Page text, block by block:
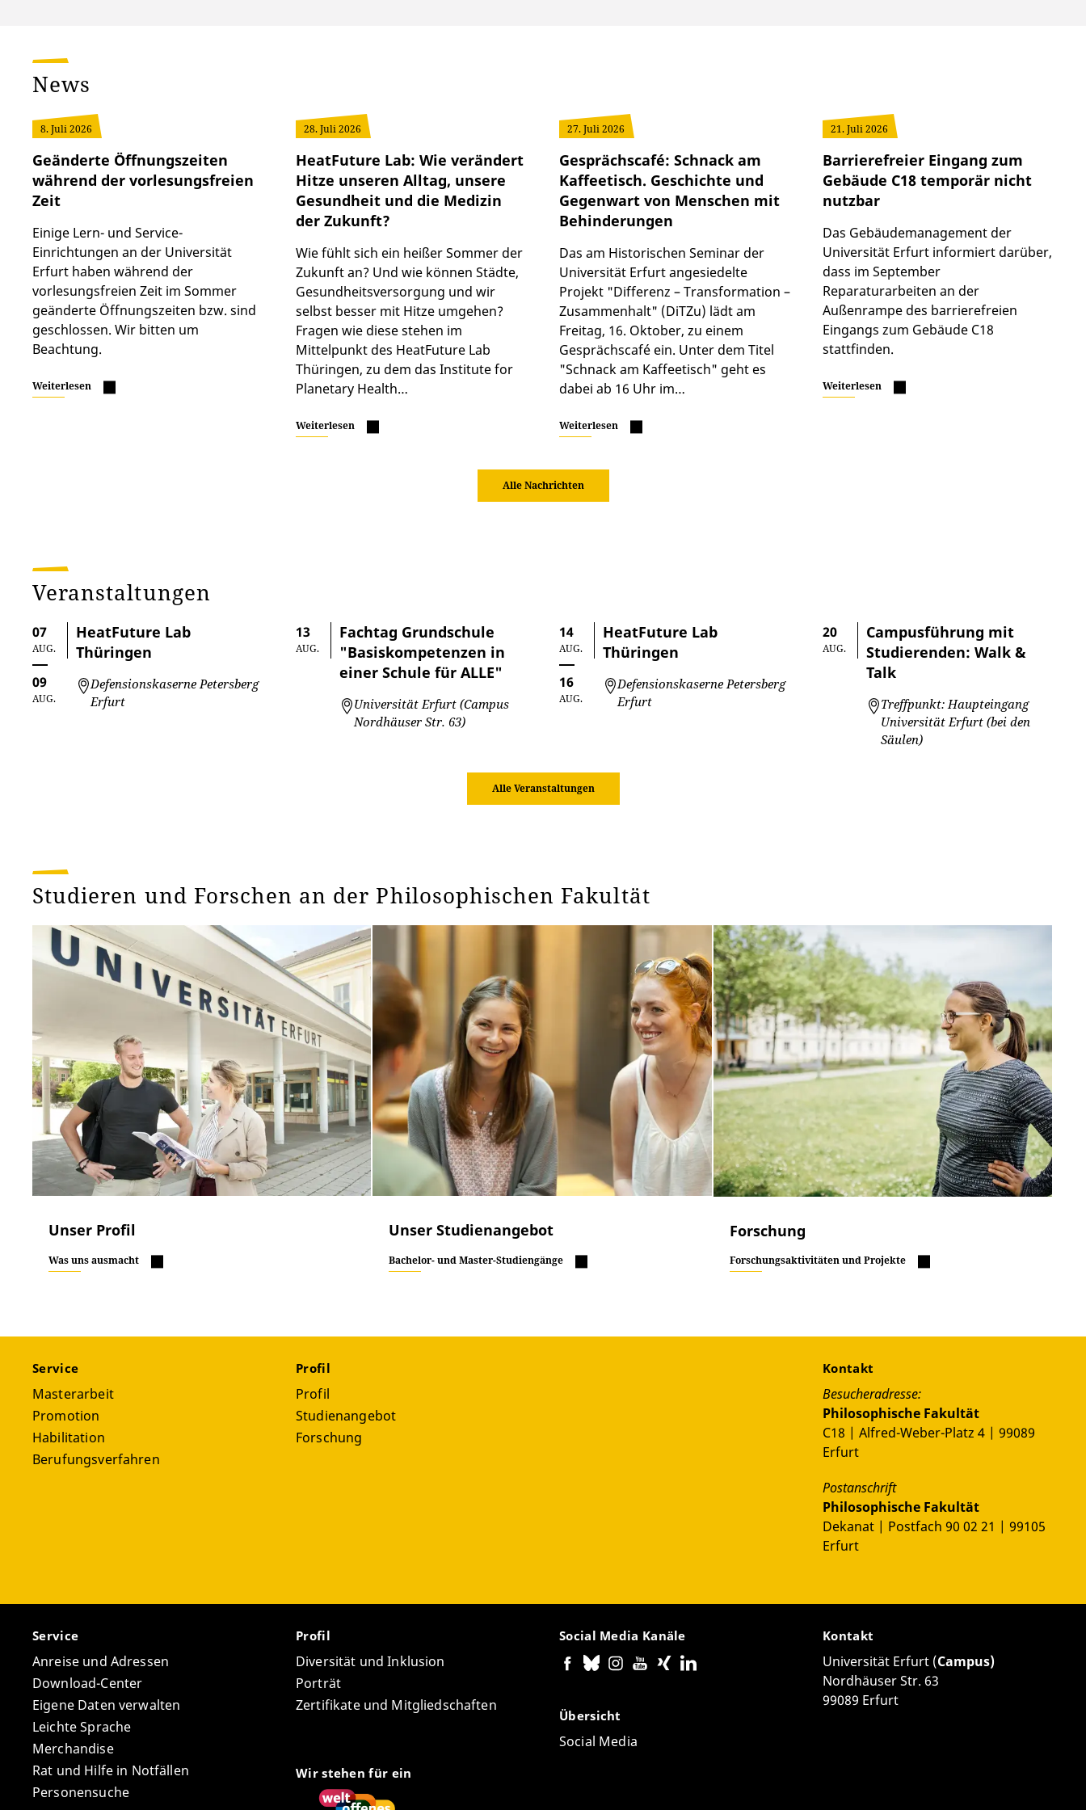
News
8. Juli 2026
Geänderte Öffnungszeiten
während der vorlesungsfreien
Zeit
Einige Lern- und Service-
Einrichtungen an der Universität
Erfurt haben während der
vorlesungsfreien Zeit im Sommer
geänderte Öffnungszeiten bzw. sind
geschlossen. Wir bitten um
Beachtung.
Weiterlesen
28. Juli 2026
HeatFuture Lab: Wie verändert
Hitze unseren Alltag, unsere
Gesundheit und die Medizin
der Zukunft?
Wie fühlt sich ein heißer Sommer der
Zukunft an? Und wie können Städte,
Gesundheitsversorgung und wir
selbst besser mit Hitze umgehen?
Fragen wie diese stehen im
Mittelpunkt des HeatFuture Lab
Thüringen, zu dem das Institute for
Planetary Health…
Weiterlesen
27. Juli 2026
Gesprächscafé: Schnack am
Kaffeetisch. Geschichte und
Gegenwart von Menschen mit
Behinderungen
Das am Historischen Seminar der
Universität Erfurt angesiedelte
Projekt "Differenz – Transformation –
Zusammenhalt" (DiTZu) lädt am
Freitag, 16. Oktober, zu einem
Gesprächscafé ein. Unter dem Titel
"Schnack am Kaffeetisch" geht es
dabei ab 16 Uhr im…
Weiterlesen
21. Juli 2026
Barrierefreier Eingang zum
Gebäude C18 temporär nicht
nutzbar
Das Gebäudemanagement der
Universität Erfurt informiert darüber,
dass im September
Reparaturarbeiten an der
Außenrampe des barrierefreien
Eingangs zum Gebäude C18
stattfinden.
Weiterlesen
Alle Nachrichten
Veranstaltungen
07
AUG.
09
AUG.
HeatFuture Lab
Thüringen
Defensionskaserne Petersberg
Erfurt
13
AUG.
Fachtag Grundschule
"Basiskompetenzen in
einer Schule für ALLE"
Universität Erfurt (Campus
Nordhäuser Str. 63)
14
AUG.
16
AUG.
HeatFuture Lab
Thüringen
Defensionskaserne Petersberg
Erfurt
20
AUG.
Campusführung mit
Studierenden: Walk &
Talk
Treffpunkt: Haupteingang
Universität Erfurt (bei den
Säulen)
Alle Veranstaltungen
Studieren und Forschen an der Philosophischen Fakultät
Unser Profil
Was uns ausmacht
Unser Studienangebot
Bachelor- und Master-Studiengänge
Forschung
Forschungsaktivitäten und Projekte
Service
Masterarbeit
Promotion
Habilitation
Berufungsverfahren
Profil
Profil
Studienangebot
Forschung
Kontakt
Besucheradresse:
Philosophische Fakultät
C18 | Alfred-Weber-Platz 4 | 99089
Erfurt
Postanschrift
Philosophische Fakultät
Dekanat | Postfach 90 02 21 | 99105
Erfurt
Service
Anreise und Adressen
Download-Center
Eigene Daten verwalten
Leichte Sprache
Merchandise
Rat und Hilfe in Notfällen
Personensuche
Profil
Diversität und Inklusion
Porträt
Zertifikate und Mitgliedschaften
Wir stehen für ein
Social Media Kanäle
Übersicht
Social Media
Kontakt
Universität Erfurt (Campus)
Nordhäuser Str. 63
99089 Erfurt